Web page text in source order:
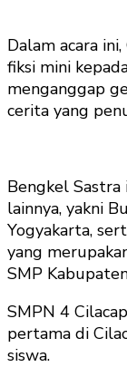
Dalam acara
fiksi mini
menganggap
cerita yang
Bengkel
lainnya, yakni
Yogyakarta,
yang
SMP
SMPN 4
pertama di
siswa.